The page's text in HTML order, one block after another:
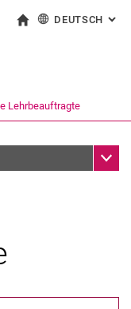
direkt zu: Inhalt
direkt zu: Suche
direkt zu:
Link in einem
DEUTSCH :
Lehrbeauftragte